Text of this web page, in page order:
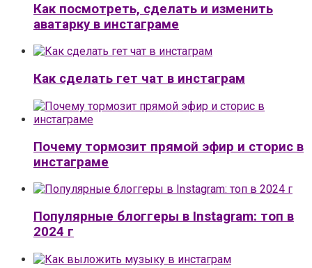
Как посмотреть, сделать и изменить
аватарку в инстаграме
Как сделать гет чат в инстаграм
Почему тормозит прямой эфир и сторис в
инстаграме
Популярные блоггеры в Instagram: топ в
2024 г